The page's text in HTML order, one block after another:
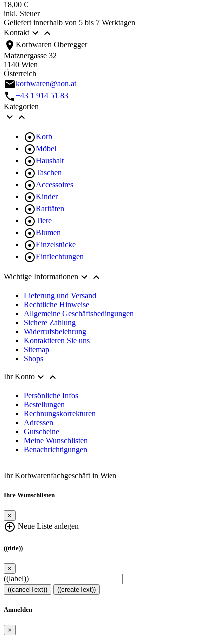
18,00 €
inkl. Steuer
Geliefert innerhalb von 5 bis 7 Werktagen
Kontakt 
location_on Korbwaren Oberegger
Matznergasse 32
1140 Wien
Österreich
emailkorbwaren@aon.at
call+43 1 914 51 83
Kategorien
 
Korb
Möbel
Haushalt
Taschen
Accessoires
Kinder
Raritäten
Tiere
Blumen
Einzelstücke
Einflechtungen
Wichtige Informationen  
Lieferung und Versand
Rechtliche Hinweise
Allgemeine Geschäftsbedingungen
Sichere Zahlung
Widerrufsbelehrung
Kontaktieren Sie uns
Sitemap
Shops
Ihr Konto  
Persönliche Infos
Bestellungen
Rechnungskorrekturen
Adressen
Gutscheine
Meine Wunschlisten
Benachrichtigungen
Ihr Korbwarenfachgeschäft in Wien
Ihre Wunschlisten
×
add_circle_outline Neue Liste anlegen
((title))
×
((label))
((cancelText)) ((createText))
Anmelden
×